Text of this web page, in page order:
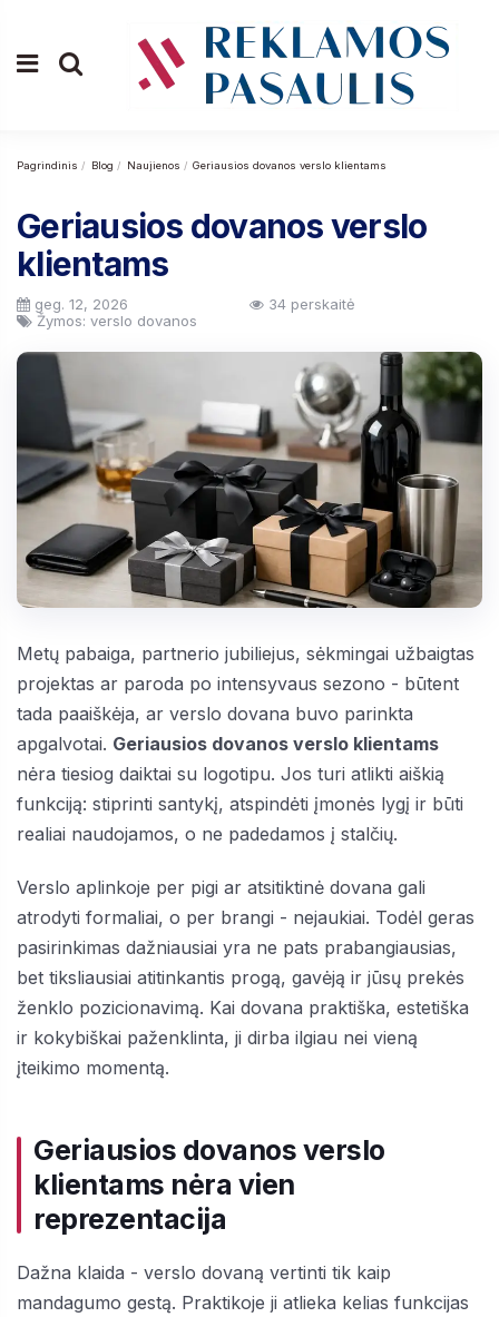
Pagrindinis Blog Naujienos Geriausios dovanos verslo klientams
Geriausios dovanos verslo
klientams
geg. 12, 2026
34 perskaitė
Žymos: verslo dovanos
Metų pabaiga, partnerio jubiliejus, sėkmingai užbaigtas
projektas ar paroda po intensyvaus sezono - būtent
tada paaiškėja, ar verslo dovana buvo parinkta
apgalvotai. Geriausios dovanos verslo klientams
nėra tiesiog daiktai su logotipu. Jos turi atlikti aiškią
funkciją: stiprinti santykį, atspindėti įmonės lygį ir būti
realiai naudojamos, o ne padedamos į stalčių.
Verslo aplinkoje per pigi ar atsitiktinė dovana gali
atrodyti formaliai, o per brangi - nejaukiai. Todėl geras
pasirinkimas dažniausiai yra ne pats prabangiausias,
bet tiksliausiai atitinkantis progą, gavėją ir jūsų prekės
ženklo pozicionavimą. Kai dovana praktiška, estetiška
ir kokybiškai paženklinta, ji dirba ilgiau nei vieną
įteikimo momentą.
Geriausios dovanos verslo
klientams nėra vien
reprezentacija
Dažna klaida - verslo dovaną vertinti tik kaip
mandagumo gestą. Praktikoje ji atlieka kelias funkcijas